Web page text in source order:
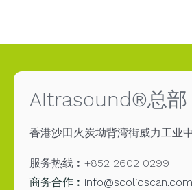
AItrasound®总部
香港沙田火炭坳背湾街威力工业
服务热线︰+852 2602 0299
商务合作︰ info@scolioscan.com